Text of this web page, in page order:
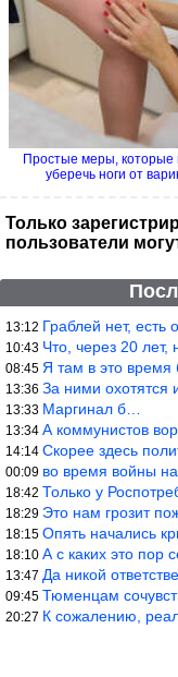
Простые меры, которые
уберечь ноги от
Только
пользователи
13:12 Граблей нет, есть
10:43 Что, через 20 лет,
08:45 Я там в это
13:36 За ними охотятся
13:33 Маргинал б…
13:34 А коммунистов
14:14 Скорее здесь
00:09 во время войны
18:42 Только у
18:29 Это нам грозит
18:15 Опять начались
18:10 А с каких это пор
13:47 Да никой
09:45 Тюменцам
20:27 К сожалению,